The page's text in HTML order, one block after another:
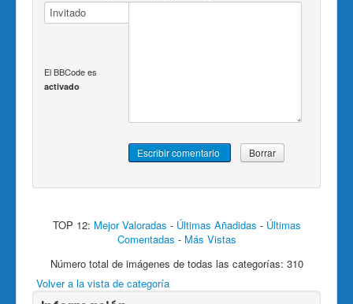
El BBCode es
activado
TOP 12: Mejor Valoradas - Últimas Añadidas - Últimas
Comentadas - Más Vistas
Número total de imágenes de todas las categorías: 310
Volver a la vista de categoría